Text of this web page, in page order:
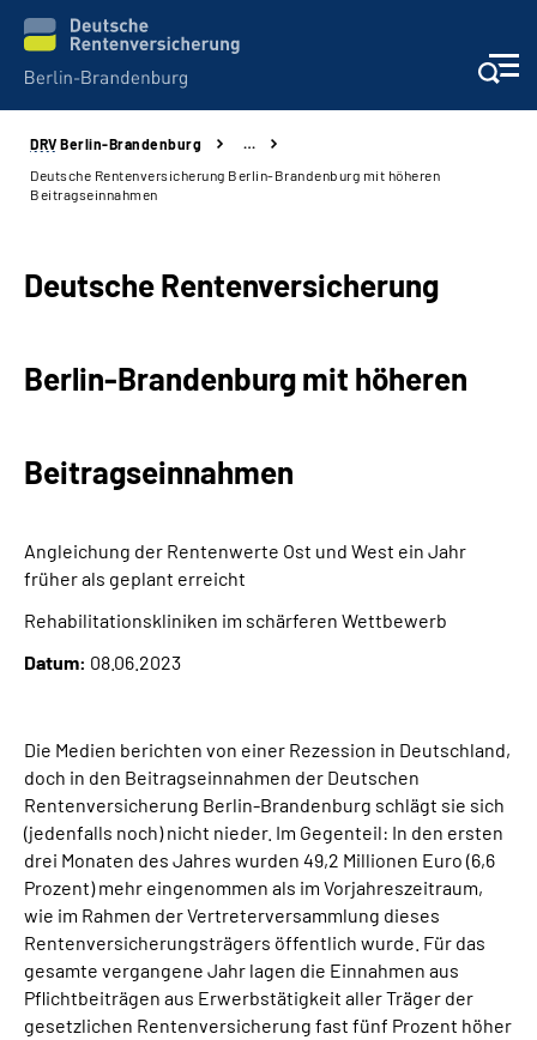
Aktuelles
Karriere
Online-Services
Inhalte in Gebärdensprache (DGS)
Leichte Sprache
Mein Kundenportal
DRV Berlin-Brandenburg
…
Deutsche Rentenversicherung Berlin-Brandenburg mit höheren
Beitragseinnahmen
Deutsche Rentenversicherung
Berlin-Brandenburg mit höheren
Beitragseinnahmen
Angleichung der Rentenwerte Ost und West ein Jahr
früher als geplant erreicht
Rehabilitationskliniken im schärferen Wettbewerb
Datum: 08.06.2023
Die Medien berichten von einer Rezession in Deutschland,
doch in den Beitragseinnahmen der Deutschen
Rentenversicherung Berlin-Brandenburg schlägt sie sich
(jedenfalls noch) nicht nieder. Im Gegenteil: In den ersten
drei Monaten des Jahres wurden 49,2 Millionen Euro (6,6
Prozent) mehr eingenommen als im Vorjahreszeitraum,
wie im Rahmen der Vertreterversammlung dieses
Rentenversicherungsträgers öffentlich wurde. Für das
gesamte vergangene Jahr lagen die Einnahmen aus
Pflichtbeiträgen aus Erwerbstätigkeit aller Träger der
gesetzlichen Rentenversicherung fast fünf Prozent höher